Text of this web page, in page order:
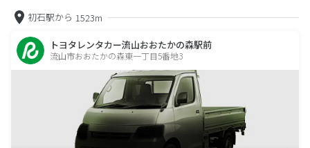
初石駅から 1523m
トヨタレンタカー流山おおたかの森駅前
流山市おおたかの森東一丁目5番地3